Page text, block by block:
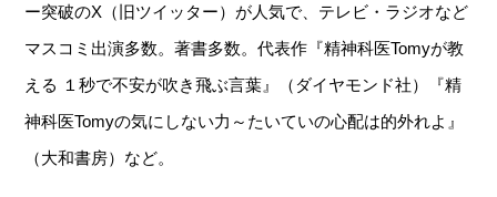
ー突破の​X（旧ツイッター）が人気で、テレビ・ラジオなど
マスコミ出演多数。著書多数。代表作『精神科医Tomyが教
える １秒で不安が吹き飛ぶ言葉』（ダイヤモンド社）『精
神科医Tomyの気にしない力～たいていの心配は的外れよ』
（大和書房）など。